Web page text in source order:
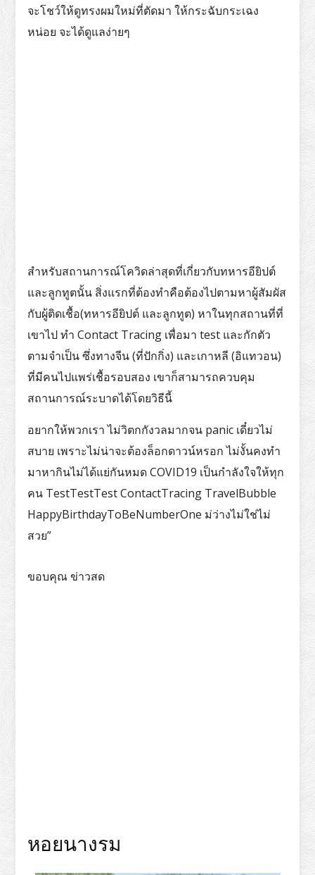
จะโชว์ให้ดูทรงผมใหม่ที่ตัดมา ให้กระฉับกระเฉง
หน่อย จะได้ดูแลง่ายๆ
สำหรับสถานการณ์โควิดล่าสุดที่เกี่ยวกับทหารอียิปต์
และลูกทูตนั้น สิ่งแรกที่ต้องทำคือต้องไปตามหาผู้สัมผัส
กับผู้ติดเชื้อ(ทหารอียิปต์ และลูกทูต) หาในทุกสถานที่ที่
เขาไป ทำ Contact Tracing เพื่อมา test และกักตัว
ตามจำเป็น ซึ่งทางจีน (ที่ปักกิ่ง) และเกาหลี (อิแทวอน)
ที่มีคนไปแพร่เชื้อรอบสอง เขาก็สามารถควบคุม
สถานการณ์ระบาดได้โดยวิธีนี้
อยากให้พวกเรา ไม่วิตกกังวลมากจน panic เดี๋ยวไม่
สบาย เพราะไม่น่าจะต้องล็อกดาวน์หรอก ไม่งั้นคงทำ
มาหากินไม่ได้แย่กันหมด COVID19 เป็นกำลังใจให้ทุก
คน TestTestTest ContactTracing TravelBubble
HappyBirthdayToBeNumberOne ม่ว่างไม่ใช่ไม่
สวย”
ขอบคุณ ข่าวสด
หอยนางรม